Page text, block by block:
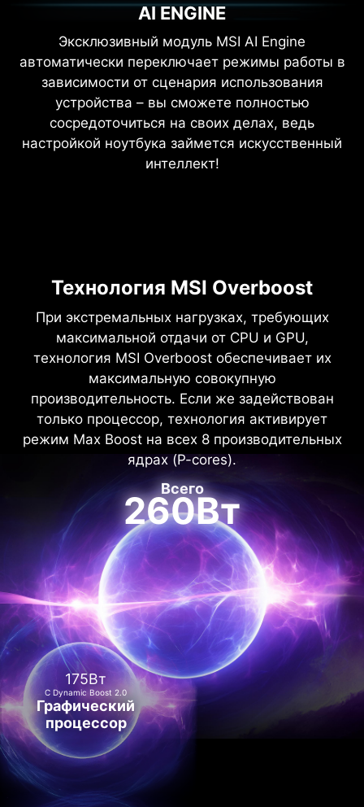
AI ENGINE
Эксклюзивный модуль MSI AI Engine
автоматически переключает режимы работы в
зависимости от сценария использования
устройства – вы сможете полностью
сосредоточиться на своих делах, ведь
настройкой ноутбука займется искусственный
интеллект!
Технология MSI Overboost
При экстремальных нагрузках, требующих
максимальной отдачи от CPU и GPU,
технология MSI Overboost обеспечивает их
максимальную совокупную
производительность. Если же задействован
только процессор, технология активирует
режим Max Boost на всех 8 производительных
ядрах (P-cores).
175Вт
С Dynamic Boost 2.0
Графический
процессор
Всего
260Вт